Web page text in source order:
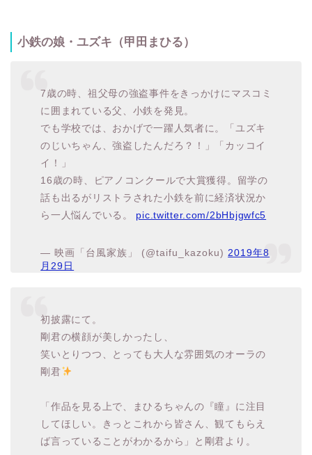
小鉄の娘・ユズキ（甲田まひる）
7歳の時、祖父母の強盗事件をきっかけにマスコミ
に囲まれている父、小鉄を発見。
でも学校では、おかげで一躍人気者に。「ユズキ
のじいちゃん、強盗したんだろ？！」「カッコイ
イ！」
16歳の時、ピアノコンクールで大賞獲得。留学の
話も出るがリストラされた小鉄を前に経済状況か
ら一人悩んでいる。 pic.twitter.com/2bHbjgwfc5
— 映画「台風家族」 (@taifu_kazoku)2019年8
月29日
初披露にて。
剛君の横顔が美しかったし、
笑いとりつつ、とっても大人な雰囲気のオーラの
剛君
「作品を見る上で、まひるちゃんの『瞳』に注目
してほしい。きっとこれから皆さん、観てもらえ
ば言っていることがわかるから」と剛君より。